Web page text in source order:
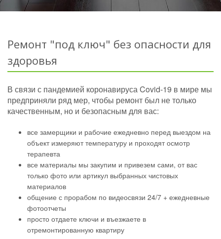
Ремонт "под ключ" без опасности для
здоровья
В связи с пандемией коронавируса Covid-19 в мире мы
предприняли ряд мер, чтобы ремонт был не только
качественным, но и безопасным для вас:
все замерщики и рабочие ежедневно перед выездом на
объект измеряют температуру и проходят осмотр
терапевта
все материалы мы закупим и привезем сами, от вас
только фото или артикул выбранных чистовых
материалов
общение с прорабом по видеосвязи 24/7 + ежедневные
фотоотчеты
просто отдаете ключи и въезжаете в
отремонтированную квартиру